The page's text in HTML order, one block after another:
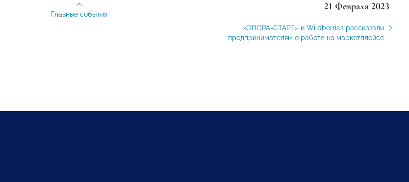
21 Февраля 2023
«ОПОРА-СТАРТ» и Wildberries рассказали
предпринимателям о работе на маркетплейсе
Главные события